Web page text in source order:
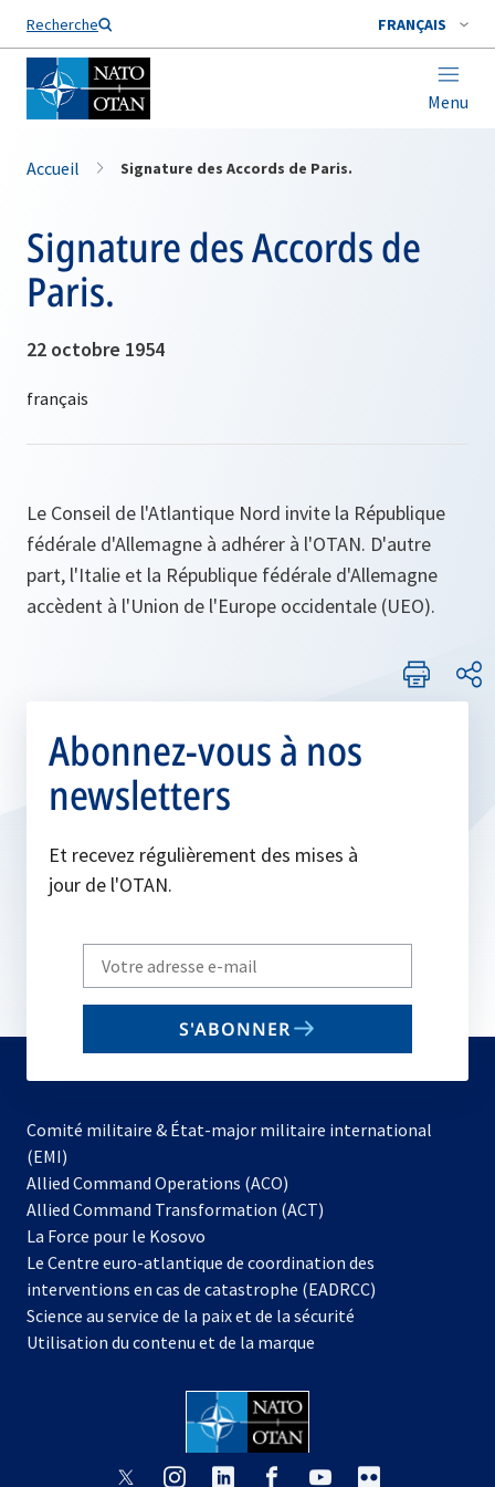
Recherche FRANÇAIS
Menu
Nom de famille*
Accueil Signature des Accords de Paris.
Signature des Accords de
Paris.
22 octobre 1954
Le Conseil de l'Atlantique Nord invite la République
fédérale d'Allemagne à adhérer à l'OTAN. D'autre
part, l'Italie et la République fédérale d'Allemagne
accèdent à l'Union de l'Europe occidentale (UEO).
Abonnez-vous à nos
newsletters
Et recevez régulièrement des mises à
jour de l'OTAN.
Write
your
email
S'ABONNER
Comité militaire & État-major militaire international
(EMI)
Allied Command Operations (ACO)
dans
nouvel
onglet
Allied Command Transformation (ACT)
La Force pour le Kosovo
dans
un
nouvel
onglet
Le Centre euro-atlantique de coordination des
interventions en cas de catastrophe (EADRCC)
Science au service de la paix et de la sécurité
Utilisation du contenu et de la marque
s’ouvres’ouvres’ouvres’ouvres’ouvre